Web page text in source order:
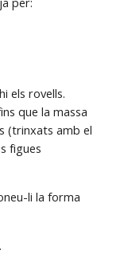
els rovells.
que la massa
(trinxats amb el
figues
li la forma